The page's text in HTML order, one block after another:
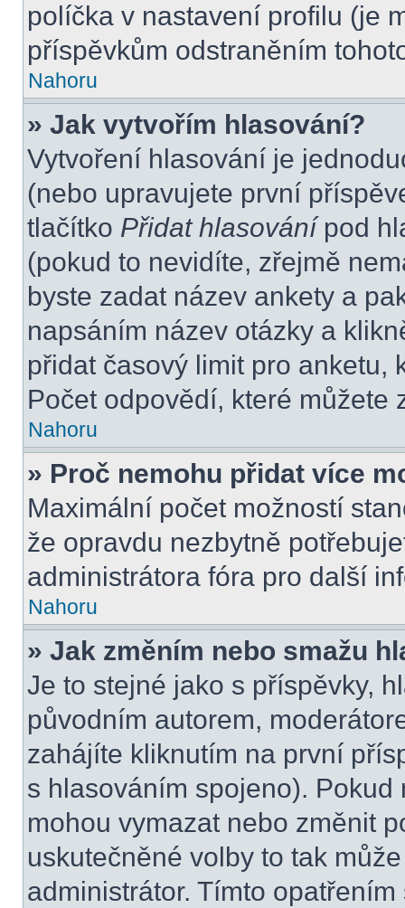
políčka v nastavení profilu (je
příspěvkům odstraněním
Nahoru
» Jak vytvořím hlasování?
Vytvoření hlasování je
(nebo upravujete první
tlačítko Přidat hlasovánípod
(pokud to nevidíte, zřejmě
byste zadat název ankety a
napsáním název otázky a
přidat časový limit pro anketu,
Počet odpovědí, které můžete
Nahoru
» Proč nemohu přidat více
Maximální počet možností
že opravdu nezbytně
administrátora fóra pro další
Nahoru
» Jak změním nebo smažu
Je to stejné jako s příspěvky,
původním autorem,
zahájíte kliknutím na první
s hlasováním spojeno).
mohou vymazat nebo změnit
uskutečněné volby to tak
administrátor. Tímto